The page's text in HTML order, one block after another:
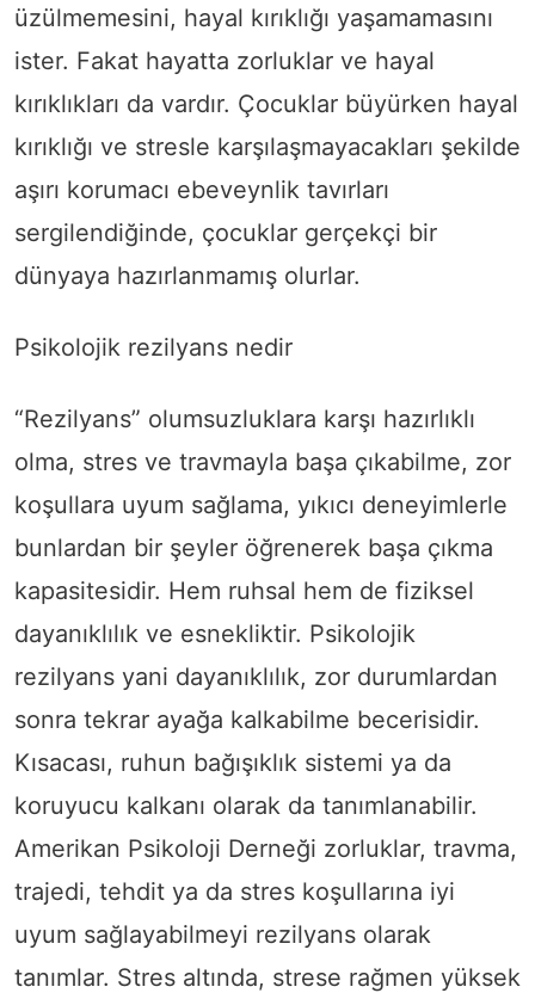
üzülmemesini, hayal kırıklığı yaşamamasını
ister. Fakat hayatta zorluklar ve hayal
kırıklıkları da vardır. Çocuklar büyürken hayal
kırıklığı ve stresle karşılaşmayacakları şekilde
aşırı korumacı ebeveynlik tavırları
sergilendiğinde, çocuklar gerçekçi bir
dünyaya hazırlanmamış olurlar.
Psikolojik rezilyans nedir
“Rezilyans” olumsuzluklara karşı hazırlıklı
olma, stres ve travmayla başa çıkabilme, zor
koşullara uyum sağlama, yıkıcı deneyimlerle
bunlardan bir şeyler öğrenerek başa çıkma
kapasitesidir. Hem ruhsal hem de fiziksel
dayanıklılık ve esnekliktir. Psikolojik
rezilyans yani dayanıklılık, zor durumlardan
sonra tekrar ayağa kalkabilme becerisidir.
Kısacası, ruhun bağışıklık sistemi ya da
koruyucu kalkanı olarak da tanımlanabilir.
Amerikan Psikoloji Derneği zorluklar, travma,
trajedi, tehdit ya da stres koşullarına iyi
uyum sağlayabilmeyi rezilyans olarak
tanımlar. Stres altında, strese rağmen yüksek